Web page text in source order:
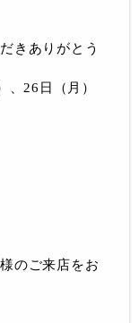
きありがとう
、26日（月）
のご来店をお